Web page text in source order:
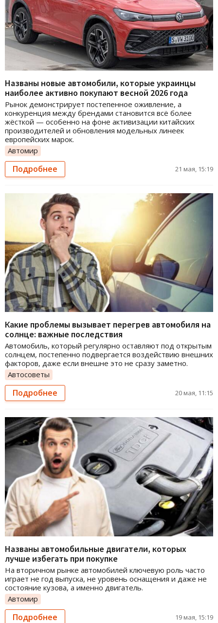
Названы новые автомобили, которые украинцы
наиболее активно покупают весной 2026 года
Рынок демонстрирует постепенное оживление, а
конкуренция между брендами становится всё более
жёсткой — особенно на фоне активизации китайских
производителей и обновления модельных линеек
европейских марок.
Автомир
Подробнее 21 мая, 15:19
Какие проблемы вызывает перегрев автомобиля на
солнце: важные последствия
Автомобиль, который регулярно оставляют под открытым
солнцем, постепенно подвергается воздействию внешних
факторов, даже если внешне это не сразу заметно.
Автосоветы
Подробнее 20 мая, 11:15
Названы автомобильные двигатели, которых
лучше избегать при покупке
На вторичном рынке автомобилей ключевую роль часто
играет не год выпуска, не уровень оснащения и даже не
состояние кузова, а именно двигатель.
Автомир
Подробнее 19 мая, 15:19